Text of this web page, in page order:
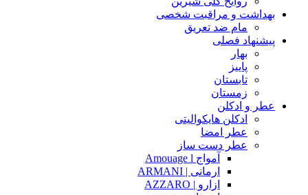
بهداشت و مراقبت شخصی
مام ضد تعریق
پیشنهاد فصلی
بهار
پاییز
تابستان
زمستان
عطر و ادکلن
ادکلن هایکوالیتی
عطر امضا
عطر دست ساز
آمواج Amouage l
ارمانی | ARMANI
ازارو | AZZARO